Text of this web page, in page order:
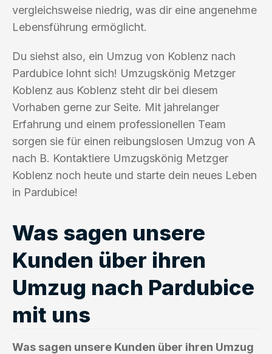
vergleichsweise niedrig, was dir eine angenehme
Lebensführung ermöglicht.
Du siehst also, ein Umzug von Koblenz nach
Pardubice lohnt sich! Umzugskönig Metzger
Koblenz aus Koblenz steht dir bei diesem
Vorhaben gerne zur Seite. Mit jahrelanger
Erfahrung und einem professionellen Team
sorgen sie für einen reibungslosen Umzug von A
nach B. Kontaktiere Umzugskönig Metzger
Koblenz noch heute und starte dein neues Leben
in Pardubice!
Was sagen unsere
Kunden über ihren
Umzug nach Pardubice
mit uns
Was sagen unsere Kunden über ihren Umzug